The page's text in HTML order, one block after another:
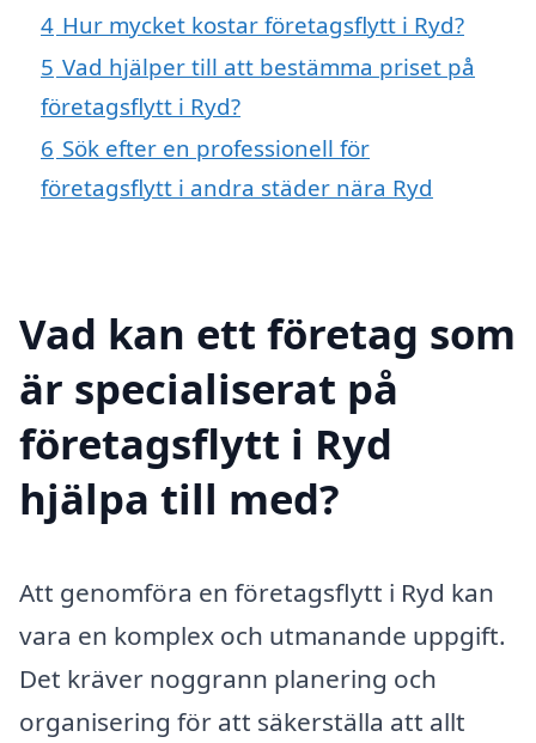
4 Hur mycket kostar företagsflytt i Ryd?
5 Vad hjälper till att bestämma priset på
företagsflytt i Ryd?
6 Sök efter en professionell för
företagsflytt i andra städer nära Ryd
Vad kan ett företag som
är specialiserat på
företagsflytt i Ryd
hjälpa till med?
Att genomföra en företagsflytt i Ryd kan
vara en komplex och utmanande uppgift.
Det kräver noggrann planering och
organisering för att säkerställa att allt